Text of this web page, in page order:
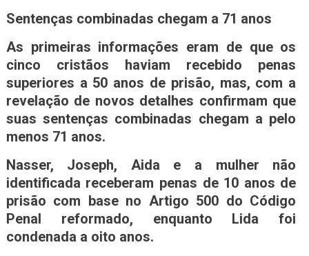
Sentenças combinadas chegam a 71 anos
As primeiras informações eram de que os
cinco cristãos haviam recebido penas
superiores a 50 anos de prisão, mas, com a
revelação de novos detalhes confirmam que
suas sentenças combinadas chegam a pelo
menos 71 anos.
Nasser, Joseph, Aida e a mulher não
identificada receberam penas de 10 anos de
prisão com base no Artigo 500 do Código
Penal reformado, enquanto Lida foi
condenada a oito anos.